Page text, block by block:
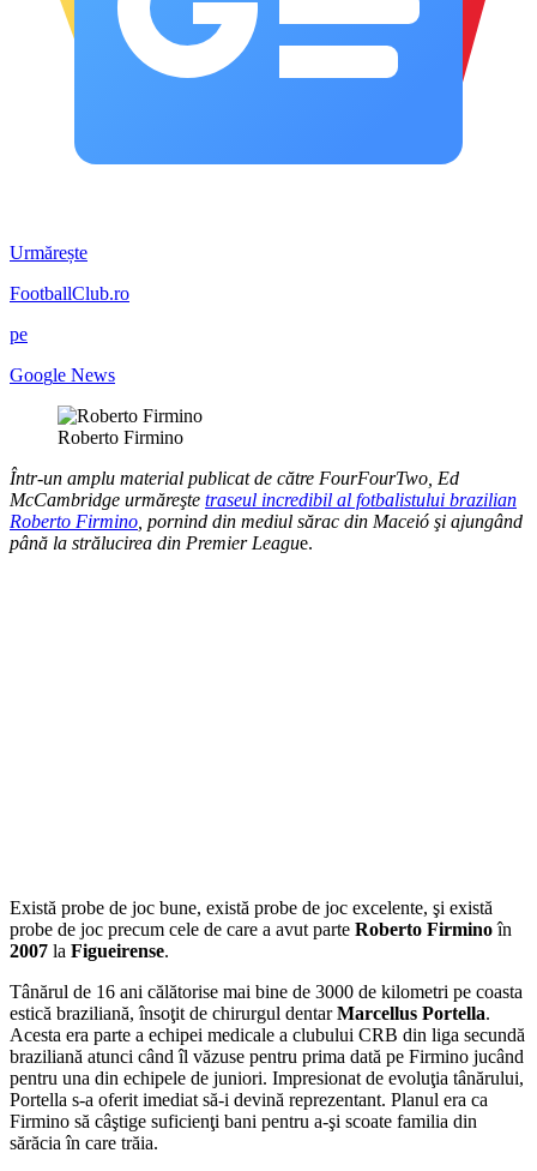
Urmărește
FootballClub.ro
pe
Google News
Roberto Firmino
Într-un amplu material publicat de către FourFourTwo, Ed
McCambridge urmăreşte traseul incredibil al fotbalistului brazilian
Roberto Firmino , pornind din mediul sărac din Maceió şi ajungând
până la strălucirea din Premier League.
Există probe de joc bune, există probe de joc excelente, şi există
probe de joc precum cele de care a avut parte Roberto Firminoîn
2007 la Figueirense.
Tânărul de 16 ani călătorise mai bine de 3000 de kilometri pe coasta
estică braziliană, însoţit de chirurgul dentarMarcellus Portella.
Acesta era parte a echipei medicale a clubului CRB din liga secundă
braziliană atunci când îl văzuse pentru prima dată pe Firmino jucând
pentru una din echipele de juniori. Impresionat de evoluţia tânărului,
Portella s-a oferit imediat să-i devină reprezentant. Planul era ca
Firmino să câştige suficienţi bani pentru a-şi scoate familia din
sărăcia în care trăia.